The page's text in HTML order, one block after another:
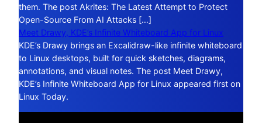
them. The post Akrites: The Latest Attempt to Protect
Open-Source From AI Attacks […]
Meet Drawy, KDE’s Infinite Whiteboard App for Linux
KDE’s Drawy brings an Excalidraw-like infinite whiteboard
to Linux desktops, built for quick sketches, diagrams,
annotations, and visual notes. The post Meet Drawy,
KDE’s Infinite Whiteboard App for Linux appeared first on
Linux Today.